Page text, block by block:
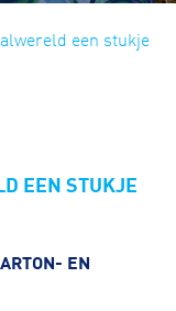
een stukje
EEN STUKJE
EN